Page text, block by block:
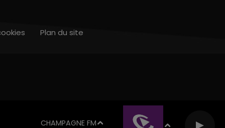
CHAMPAGNE FM
Plan du site